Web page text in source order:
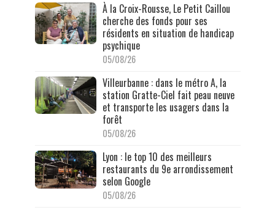
À la Croix-Rousse, Le Petit Caillou
cherche des fonds pour ses
résidents en situation de handicap
psychique
05/08/26
Villeurbanne : dans le métro A, la
station Gratte-Ciel fait peau neuve
et transporte les usagers dans la
forêt
05/08/26
Lyon : le top 10 des meilleurs
restaurants du 9e arrondissement
selon Google
05/08/26